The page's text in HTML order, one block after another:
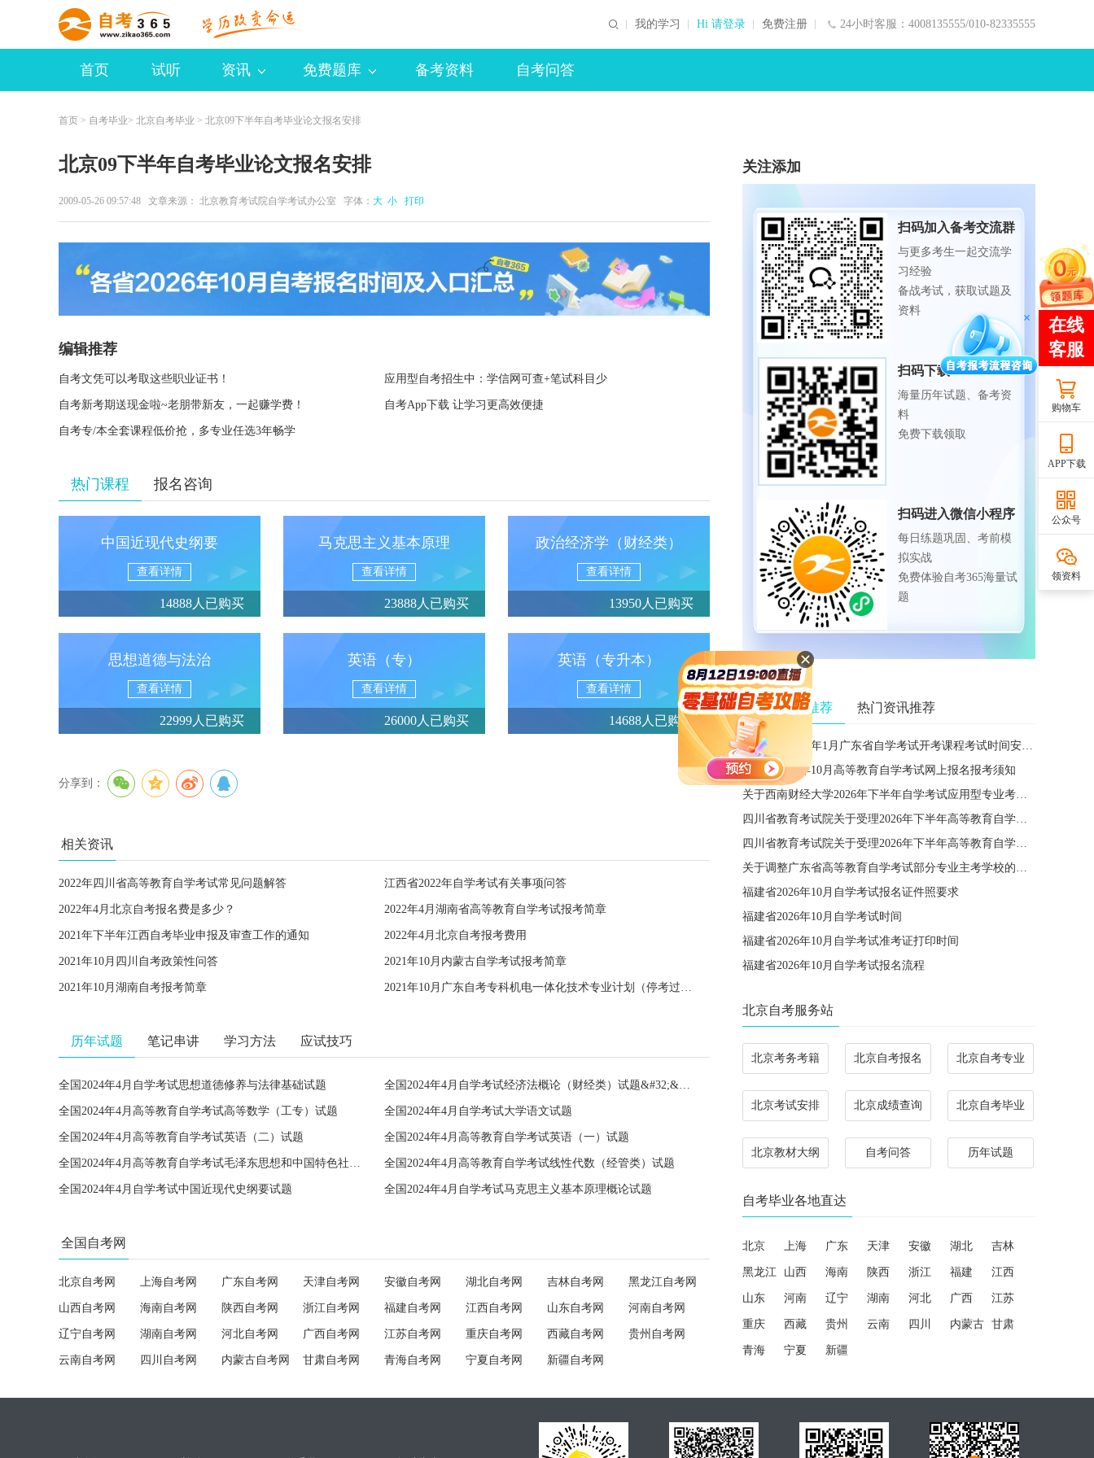
24小时客服：4008135555/010-82335555
我的学习 Hi 请登录 免费注册
首页 试听 资讯 免费题库 备考资料 自考问答
首页 > 自考毕业> 北京自考毕业 > 北京09下半年自考毕业论文报名安排
北京09下半年自考毕业论文报名安排
2009-05-26 09:57:48 文章来源： 北京教育考试院自学考试办公室 字体： 大 小 打印
编辑推荐
自考文凭可以考取这些职业证书！ 应用型自考招生中：学信网可查+笔试科目少
自考新考期送现金啦~老朋带新友，一起赚学费！ 自考App下载 让学习更高效便捷
自考专/本全套课程低价抢，多专业任选3年畅学
热门课程 报名咨询
中国近现代史纲要
查看详情
14888人已购买
马克思主义基本原理
查看详情
23888人已购买
政治经济学（财经类）
查看详情
13950人已购买
思想道德与法治
查看详情
22999人已购买
英语（专）
查看详情
26000人已购买
英语（专升本）
查看详情
14688人已购买
分享到：
相关资讯
2022年四川省高等教育自学考试常见问题解答 江西省2022年自学考试有关事项问答
2022年4月北京自考报名费是多少？ 2022年4月湖南省高等教育自学考试报考简章
2021年下半年江西自考毕业申报及审查工作的通知 2022年4月北京自考报考费用
2021年10月四川自考政策性问答 2021年10月内蒙古自学考试报考简章
2021年10月湖南自考报考简章 2021年10月广东自考专科机电一体化技术专业计划（停考过渡）
历年试题 笔记串讲 学习方法 应试技巧
全国2024年4月自学考试思想道德修养与法律基础试题 全国2024年4月自学考试经济法概论（财经类）试题&#32;&#32;
全国2024年4月高等教育自学考试高等数学（工专）试题 全国2024年4月自学考试大学语文试题
全国2024年4月高等教育自学考试英语（二）试题 全国2024年4月高等教育自学考试英语（一）试题
全国2024年4月高等教育自学考试毛泽东思想和中国特色社会主义理论体系概论试题 全国2024年4月高等教育自学考试线性代数（经管类）试题
全国2024年4月自学考试中国近现代史纲要试题 全国2024年4月自学考试马克思主义基本原理概论试题
全国自考网
北京自考网 上海自考网 广东自考网 天津自考网 安徽自考网 湖北自考网 吉林自考网 黑龙江自考网
山西自考网 海南自考网 陕西自考网 浙江自考网 福建自考网 江西自考网 山东自考网 河南自考网
辽宁自考网 湖南自考网 河北自考网 广西自考网 江苏自考网 重庆自考网 西藏自考网 贵州自考网
云南自考网 四川自考网 内蒙古自考网 甘肃自考网 青海自考网 宁夏自考网 新疆自考网
关注添加
扫码加入备考交流群
与更多考生一起交流学
习经验
备战考试，获取试题及
资料
扫码下载APP
海量历年试题、备考资
料
免费下载领取
扫码进入微信小程序
每日练题巩固、考前模
拟实战
免费体验自考365海量试
题
相关资讯推荐 热门资讯推荐
关于公布2027年1月广东省自学考试开考课程考试时间安排和使用教材的通知
广东省2026年10月高等教育自学考试网上报名报考须知
关于西南财经大学2026年下半年自学考试应用型专业考籍更改办理的通知
四川省教育考试院关于受理2026年下半年高等教育自学考试省际转考申请的通告
四川省教育考试院关于受理2026年下半年高等教育自学考试考籍更改申请的通告
关于调整广东省高等教育自学考试部分专业主考学校的通知
福建省2026年10月自学考试报名证件照要求
福建省2026年10月自学考试时间
福建省2026年10月自学考试准考证打印时间
福建省2026年10月自学考试报名流程
北京自考服务站
北京考务考籍 北京自考报名 北京自考专业
北京考试安排 北京成绩查询 北京自考毕业
北京教材大纲 自考问答 历年试题
自考毕业各地直达
北京 上海 广东 天津 安徽 湖北 吉林
黑龙江 山西 海南 陕西 浙江 福建 江西
山东 河南 辽宁 湖南 河北 广西 江苏
重庆 西藏 贵州 云南 四川 内蒙古 甘肃
青海 宁夏 新疆
购物车
APP下载
公众号
领资料